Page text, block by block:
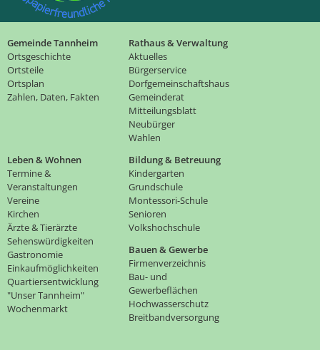
Gemeinde Tannheim
Ortsgeschichte
Ortsteile
Ortsplan
Zahlen, Daten, Fakten
Rathaus & Verwaltung
Aktuelles
Bürgerservice
Dorfgemeinschaftshaus
Gemeinderat
Mitteilungsblatt
Neubürger
Wahlen
Leben & Wohnen
Termine &
Veranstaltungen
Vereine
Kirchen
Ärzte & Tierärzte
Sehenswürdigkeiten
Gastronomie
Einkaufmöglichkeiten
Quartiersentwicklung
"Unser Tannheim"
Wochenmarkt
Bildung & Betreuung
Kindergarten
Grundschule
Montessori-Schule
Senioren
Volkshochschule
Bauen & Gewerbe
Firmenverzeichnis
Bau- und
Gewerbeflächen
Hochwasserschutz
Breitbandversorgung